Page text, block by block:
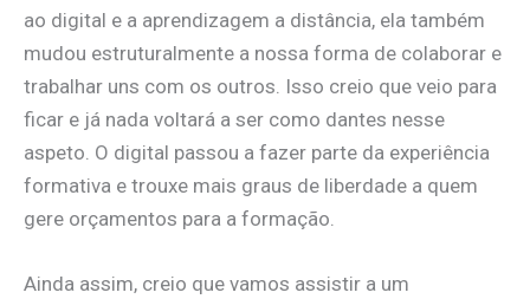
ao digital e a aprendizagem a distância, ela também
mudou estruturalmente a nossa forma de colaborar e
trabalhar uns com os outros. Isso creio que veio para
ficar e já nada voltará a ser como dantes nesse
aspeto. O digital passou a fazer parte da experiência
formativa e trouxe mais graus de liberdade a quem
gere orçamentos para a formação.
Ainda assim, creio que vamos assistir a um